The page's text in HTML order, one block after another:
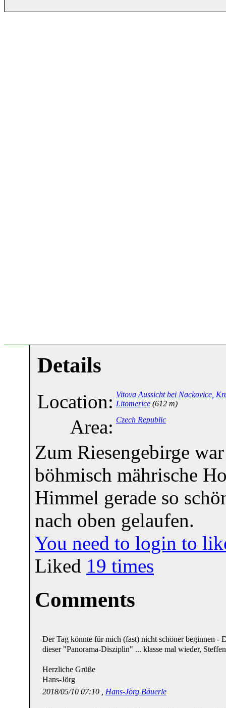
Details
Location: Vitova Aussicht bei Nackovice,
Litomerice (612 m)
Area: Czech Republic
Zum Riesengebirge
böhmisch mährische
Himmel gerade so
nach oben gelaufen.
You need to login to
Liked 19 times
Comments
Der Tag könnte für mich (fast) nicht schöner beginnen -
dieser "Panorama-Disziplin" ... klasse mal wieder,
Herzliche Grüße
Hans-Jörg
2018/05/10 07:10 , Hans-Jörg Bäuerle